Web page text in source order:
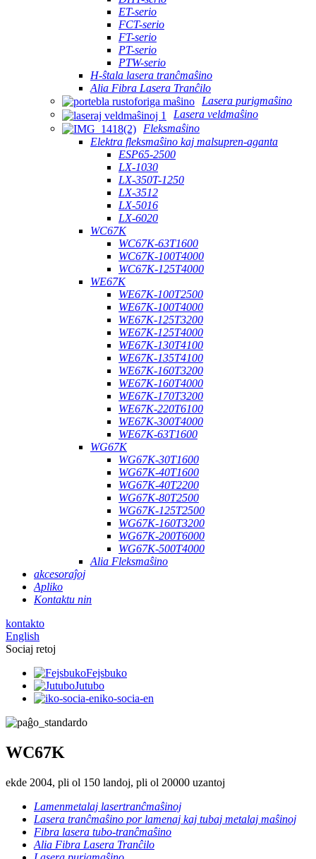
ET-serio
FCT-serio
FT-serio
PT-serio
PTW-serio
H-ŝtala lasera tranĉmaŝino
Alia Fibra Lasera Tranĉilo
Lasera purigmaŝino
Lasera veldmaŝino
Fleksmaŝino
Elektra fleksmaŝino kaj malsupren-aganta
ESP65-2500
LX-1030
LX-350T-1250
LX-3512
LX-5016
LX-6020
WC67K
WC67K-63T1600
WC67K-100T4000
WC67K-125T4000
WE67K
WE67K-100T2500
WE67K-100T4000
WE67K-125T3200
WE67K-125T4000
WE67K-130T4100
WE67K-135T4100
WE67K-160T3200
WE67K-160T4000
WE67K-170T3200
WE67K-220T6100
WE67K-300T4000
WE67K-63T1600
WG67K
WG67K-30T1600
WG67K-40T1600
WG67K-40T2200
WG67K-80T2500
WG67K-125T2500
WG67K-160T3200
WG67K-200T6000
WG67K-500T4000
Alia Fleksmaŝino
akcesoraĵoj
Apliko
Kontaktu nin
kontakto
English
Sociaj retoj
Fejsbuko
Jutubo
iko-socia-en
WC67K
ekde 2004, pli ol 150 landoj, pli ol 20000 uzantoj
Lamenmetalaj lasertranĉmaŝinoj
Lasera tranĉmaŝino por lamenaj kaj tubaj metalaj maŝinoj
Fibra lasera tubo-tranĉmaŝino
Alia Fibra Lasera Tranĉilo